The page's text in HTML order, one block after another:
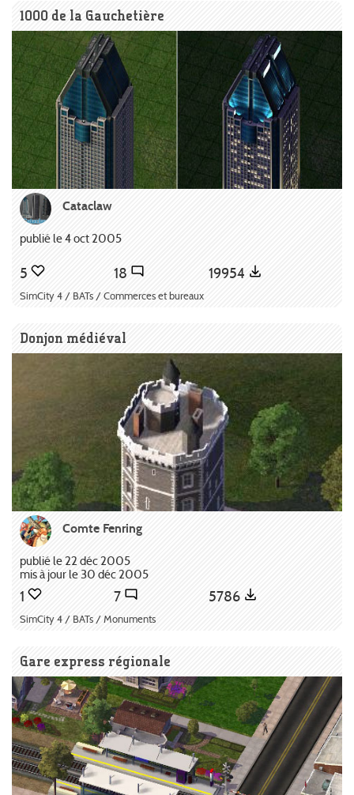
1000 de la Gauchetière
Cataclaw
publié le 4 oct 2005
5 18 19954
SimCity 4 / BATs / Commerces et bureaux
Donjon médiéval
Comte Fenring
publié le 22 déc 2005
mis à jour le 30 déc 2005
1 7 5786
SimCity 4 / BATs / Monuments
Gare express régionale